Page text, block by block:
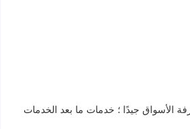
الأسواق جيدًا ؛ خدمات ما بعد الخدمات